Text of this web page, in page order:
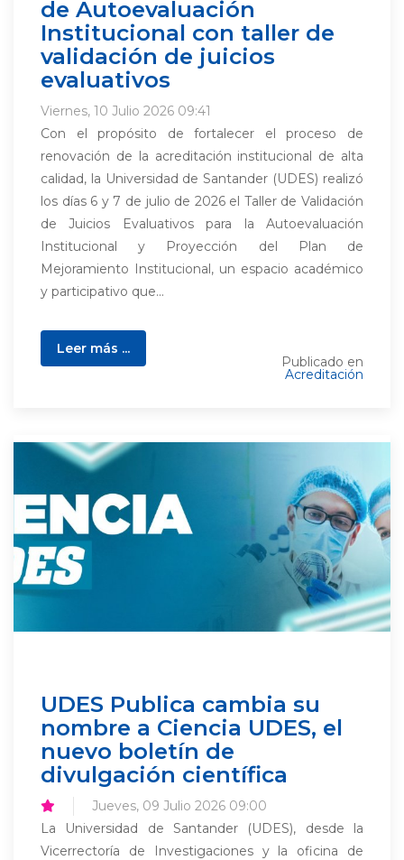
de Autoevaluación
Institucional con taller de
validación de juicios
evaluativos
Viernes, 10 Julio 2026 09:41
Con el propósito de fortalecer el proceso de
renovación de la acreditación institucional de alta
calidad, la Universidad de Santander (UDES) realizó
los días 6 y 7 de julio de 2026 el Taller de Validación
de Juicios Evaluativos para la Autoevaluación
Institucional y Proyección del Plan de
Mejoramiento Institucional, un espacio académico
y participativo que...
Leer más ...
Publicado en
Acreditación
UDES Publica cambia su
nombre a Ciencia UDES, el
nuevo boletín de
divulgación científica
Jueves, 09 Julio 2026 09:00
La Universidad de Santander (UDES), desde la
Vicerrectoría de Investigaciones y la oficina de